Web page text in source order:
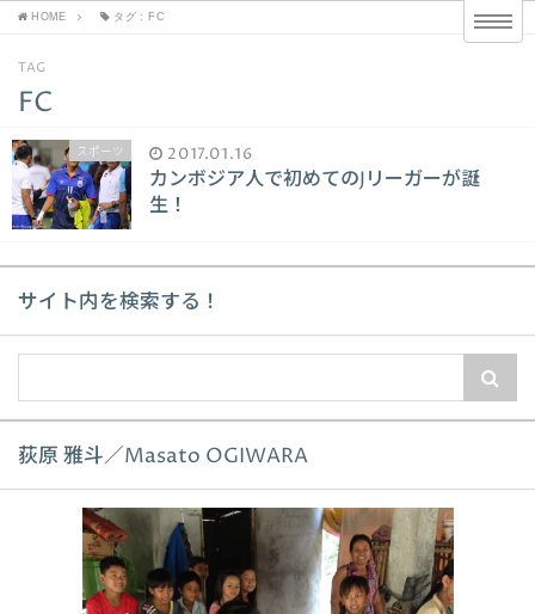
HOME タグ : FC
TAG
FC
スポーツ 2017.01.16
カンボジア人で初めてのJリーガーが誕
生！
サイト内を検索する！
荻原 雅斗／Masato OGIWARA